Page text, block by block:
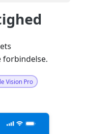
forbindelse.
Vision Pro